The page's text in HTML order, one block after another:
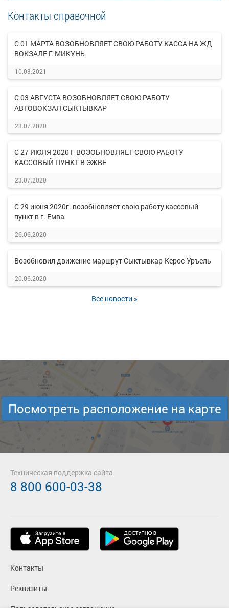
Контакты справочной
С 01 МАРТА ВОЗОБНОВЛЯЕТ СВОЮ РАБОТУ КАССА НА ЖД
ВОКЗАЛЕ Г. МИКУНЬ
10.03.2021
С 03 АВГУСТА ВОЗОБНОВЛЯЕТ СВОЮ РАБОТУ
АВТОВОКЗАЛ СЫКТЫВКАР
23.07.2020
С 27 ИЮЛЯ 2020 Г ВОЗОБНОВЛЯЕТ СВОЮ РАБОТУ
КАССОВЫЙ ПУНКТ В ЭЖВЕ
23.07.2020
С 29 июня 2020г. возобновляет свою работу кассовый
пункт в г. Емва
26.06.2020
Возобновил движение маршрут Сыктывкар-Керос-Уръель
20.06.2020
Все новости »
Посмотреть расположение на карте
Контакты
Реквизиты
Техническая поддержка сайта
8 800 600-03-38